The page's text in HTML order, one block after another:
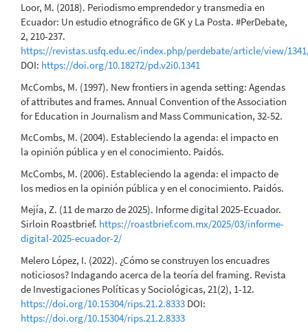
Loor, M. (2018). Periodismo emprendedor y transmedia en
Ecuador: Un estudio etnográfico de GK y La Posta. #PerDebate,
2, 210-237.
https://revistas.usfq.edu.ec/index.php/perdebate/article/view/
DOI: https://doi.org/10.18272/pd.v2i0.1341
McCombs, M. (1997). New frontiers in agenda setting: Agendas
of attributes and frames. Annual Convention of the Association
for Education in Journalism and Mass Communication, 32-52.
McCombs, M. (2004). Estableciendo la agenda: el impacto en
la opinión pública y en el conocimiento. Paidós.
McCombs, M. (2006). Estableciendo la agenda: el impacto de
los medios en la opinión pública y en el conocimiento. Paidós.
Mejía, Z. (11 de marzo de 2025). Informe digital 2025-Ecuador.
Sirloin Roastbrief. https://roastbrief.com.mx/2025/03/informe-
digital-2025-ecuador-2/
Melero López, I. (2022). ¿Cómo se construyen los encuadres
noticiosos? Indagando acerca de la teoría del framing. Revista
de Investigaciones Políticas y Sociológicas, 21(2), 1-12.
https://doi.org/10.15304/rips.21.2.8333 DOI:
https://doi.org/10.15304/rips.21.2.8333